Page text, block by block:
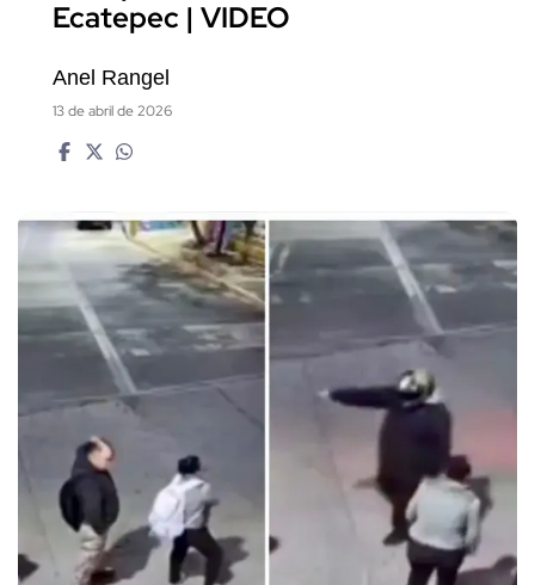
Ecatepec | VIDEO
Anel Rangel
13 de abril de 2026